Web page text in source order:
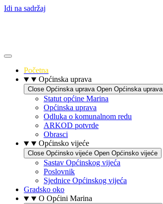
Idi na sadržaj
Početna
Općinska uprava
Close Općinska uprava Open Općinska uprava
Statut općine Marina
Općinska uprava
Odluka o komunalnom redu
ARKOD potvrde
Obrasci
Općinsko vijeće
Close Općinsko vijeće Open Općinsko vijeće
Sastav Općinskog vijeća
Poslovnik
Sjednice Općinskog vijeća
Gradsko oko
O Općini Marina